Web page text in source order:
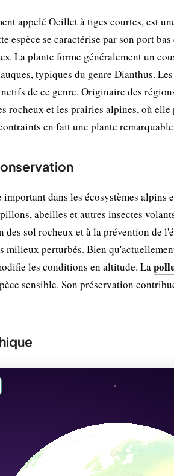
appelé Oeillet à tiges courtes, est
espèce se caractérise par son port
La plante forme généralement un
typiques du genre Dianthus.
de ce genre. Originaire des
rocheux et les prairies alpines, où
en fait une plante
dans les écosystèmes alpins
abeilles et autres insectes
sol rocheux et à la prévention de
milieux perturbés. Bien
les conditions en altitude. La
sensible. Son préservation